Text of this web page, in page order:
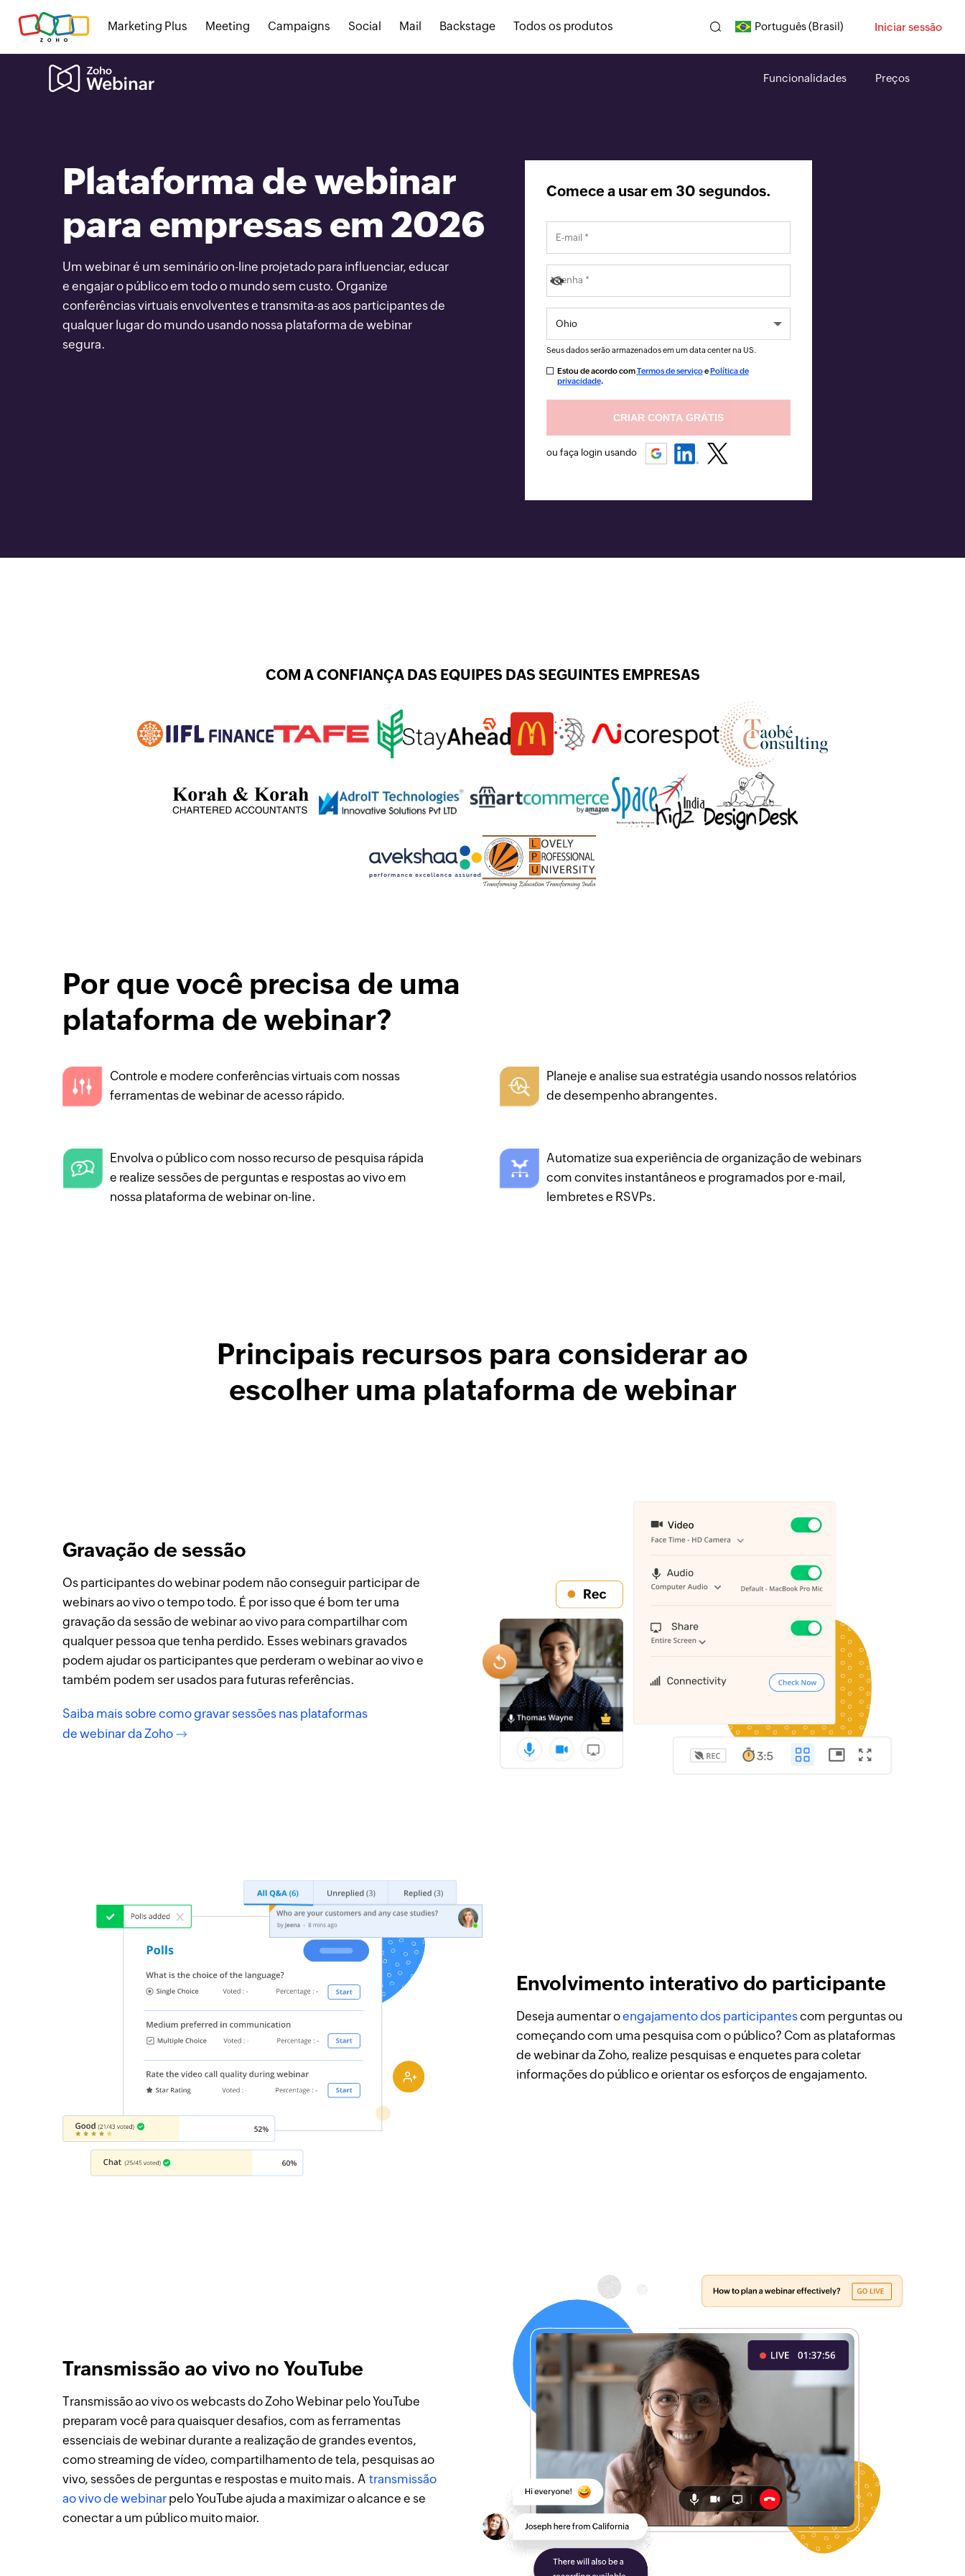
Marketing Plus Meeting Campaigns Social Mail Backstage Todos os produtos Português (Brasil) Iniciar sessão
Funcionalidades Preços
Plataforma de webinar
para empresas em 2026
Um webinar é um seminário on-line projetado para influenciar, educar
e engajar o público em todo o mundo sem custo. Organize
conferências virtuais envolventes e transmita-as aos participantes de
qualquer lugar do mundo usando nossa plataforma de webinar
segura.
Comece a usar em 30 segundos.
Seus dados serão armazenados em um data center na US.
Estou de acordo comTermos de serviço e Política de
privacidade.
ou faça login usando
COM A CONFIANÇA DAS EQUIPES DAS SEGUINTES EMPRESAS
Por que você precisa de uma
plataforma de webinar?
Controle e modere conferências virtuais com nossas
ferramentas de webinar de acesso rápido.
Planeje e analise sua estratégia usando nossos relatórios
de desempenho abrangentes.
Envolva o público com nosso recurso de pesquisa rápida
e realize sessões de perguntas e respostas ao vivo em
nossa plataforma de webinar on-line.
Automatize sua experiência de organização de webinars
com convites instantâneos e programados por e-mail,
lembretes e RSVPs.
Principais recursos para considerar ao
escolher uma plataforma de webinar
Gravação de sessão
Os participantes do webinar podem não conseguir participar de
webinars ao vivo o tempo todo. É por isso que é bom ter uma
gravação da sessão de webinar ao vivo para compartilhar com
qualquer pessoa que tenha perdido. Esses webinars gravados
podem ajudar os participantes que perderam o webinar ao vivo e
também podem ser usados para futuras referências.
Saiba mais sobre como gravar sessões nas plataformas
de webinar da Zoho
Envolvimento interativo do participante
Deseja aumentar oengajamento dos participantescom perguntas ou
começando com uma pesquisa com o público? Com as plataformas
de webinar da Zoho, realize pesquisas e enquetes para coletar
informações do público e orientar os esforços de engajamento.
Transmissão ao vivo no YouTube
Transmissão ao vivo os webcasts do Zoho Webinar pelo YouTube
preparam você para quaisquer desafios, com as ferramentas
essenciais de webinar durante a realização de grandes eventos,
como streaming de vídeo, compartilhamento de tela, pesquisas ao
vivo, sessões de perguntas e respostas e muito mais. A transmissão
ao vivo de webinar pelo YouTube ajuda a maximizar o alcance e se
conectar a um público muito maior.